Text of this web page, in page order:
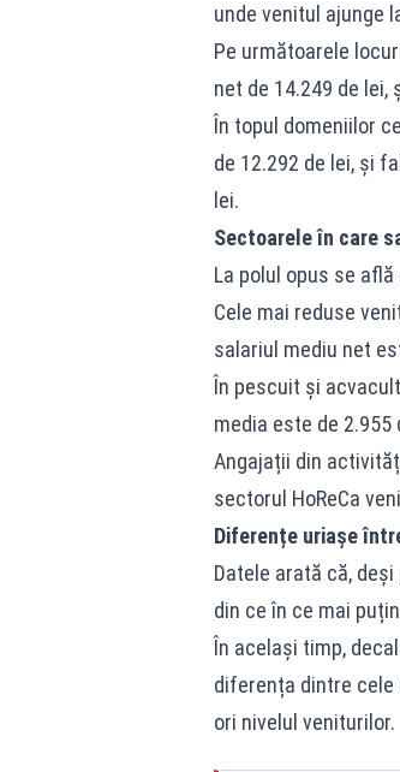
unde venitul ajunge
Pe următoarele
net de 14.249 de
În topul domeniilor
de 12.292 de lei, și
lei.
Sectoarele în care
La polul opus se
Cele mai reduse
salariul mediu net
În pescuit și
media este de 2.955
Angajații din
sectorul HoReCa
Diferențe uriașe
Datele arată că,
din ce în ce mai
În același timp,
diferența dintre cele
ori nivelul veniturilor.